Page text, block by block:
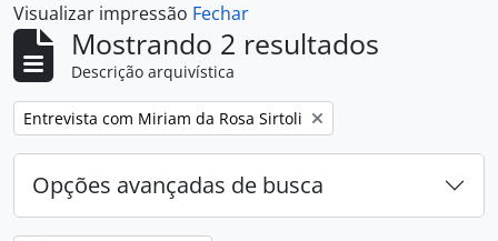
Visualizar impressão Fechar
Mostrando 2 resultados
Descrição arquivística
Remover filtro:
Entrevista com Miriam da Rosa Sirtoli
Opções avançadas de busca